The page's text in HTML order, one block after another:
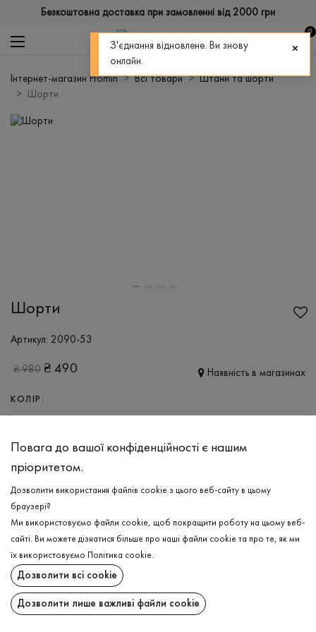
Безкоштовна доставка при замовленні від 2000 грн
0
Інтернет-магазин Promin Всі товари
Штани та шорти
Шорти
Шорти
Артикул: 2090-53
₴980 ₴ 490 Наявність в магазинах
КОЛІР:
ДОДАТИ ДО КОШИКА
ОБЕРІТЬ РОЗМІР
Шорти
ДОДАТИ ДО КОШИКА
ОПИС
Повага до вашої конфіденційності є нашим
пріоритетом.
Дозволити використання файлів cookie з цього веб-сайту в цьому
браузері?
Ми використовуємо файли cookie, щоб покращити роботу на цьому веб-
сайті. Ви можете дізнатися більше про наші файли cookie та про те, як ми
їх використовуємо
Політика cookie.
Дозволити всі cookie
Дозволити лише важливі файли cookie
З'єднання відновлене. Ви знову
онлайн.